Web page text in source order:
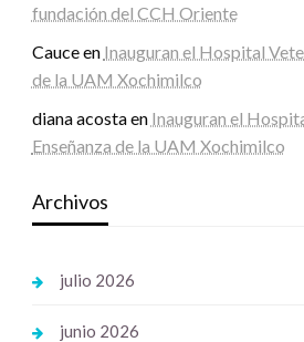
fundación del CCH Oriente
Cauceen Inauguran el Hospital
de la UAM Xochimilco
diana acostaen Inauguran el
Enseñanza de la UAM Xochimilco
Archivos
julio 2026
junio 2026